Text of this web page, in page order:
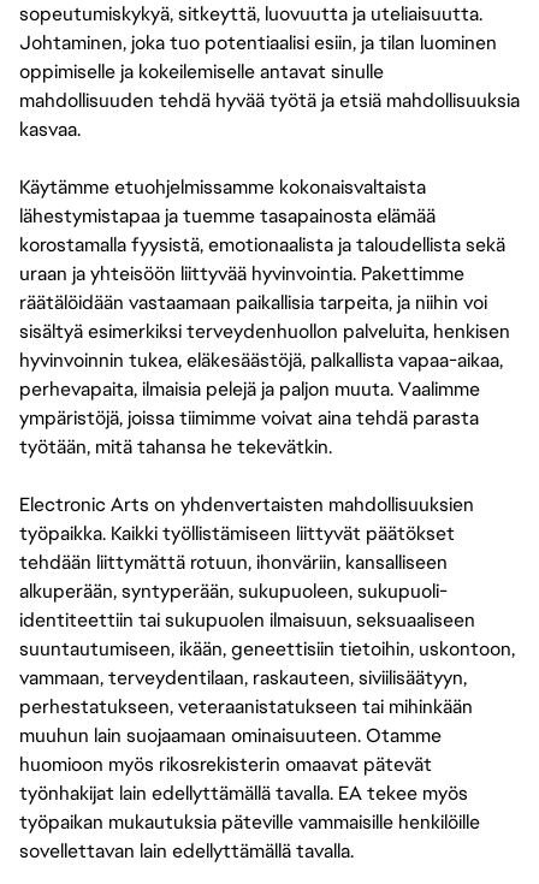
sopeutumiskykyä, sitkeyttä, luovuutta ja uteliaisuutta.
Johtaminen, joka tuo potentiaalisi esiin, ja tilan luominen
oppimiselle ja kokeilemiselle antavat sinulle
mahdollisuuden tehdä hyvää työtä ja etsiä mahdollisuuksia
kasvaa.
Käytämme etuohjelmissamme kokonaisvaltaista
lähestymistapaa ja tuemme tasapainosta elämää
korostamalla fyysistä, emotionaalista ja taloudellista sekä
uraan ja yhteisöön liittyvää hyvinvointia. Pakettimme
räätälöidään vastaamaan paikallisia tarpeita, ja niihin voi
sisältyä esimerkiksi terveydenhuollon palveluita, henkisen
hyvinvoinnin tukea, eläkesäästöjä, palkallista vapaa-aikaa,
perhevapaita, ilmaisia pelejä ja paljon muuta. Vaalimme
ympäristöjä, joissa tiimimme voivat aina tehdä parasta
työtään, mitä tahansa he tekevätkin.
Electronic Arts on yhdenvertaisten mahdollisuuksien
työpaikka. Kaikki työllistämiseen liittyvät päätökset
tehdään liittymättä rotuun, ihonväriin, kansalliseen
alkuperään, syntyperään, sukupuoleen, sukupuoli-
identiteettiin tai sukupuolen ilmaisuun, seksuaaliseen
suuntautumiseen, ikään, geneettisiin tietoihin, uskontoon,
vammaan, terveydentilaan, raskauteen, siviilisäätyyn,
perhestatukseen, veteraanistatukseen tai mihinkään
muuhun lain suojaamaan ominaisuuteen. Otamme
huomioon myös rikosrekisterin omaavat pätevät
työnhakijat lain edellyttämällä tavalla. EA tekee myös
työpaikan mukautuksia päteville vammaisille henkilöille
sovellettavan lain edellyttämällä tavalla.